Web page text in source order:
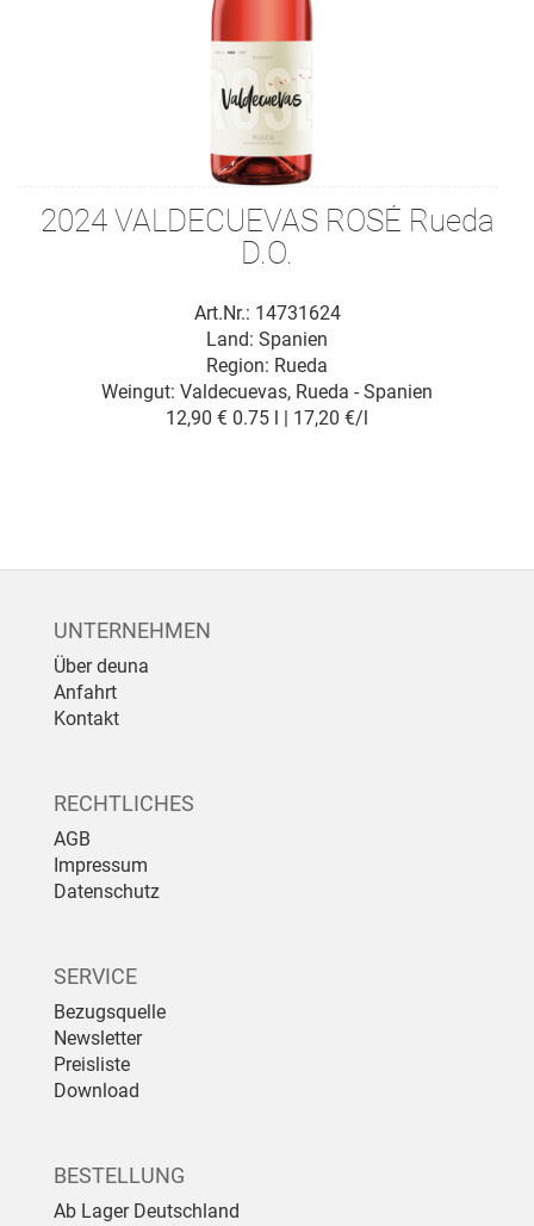
2024 VALDECUEVAS ROSÉ Rueda
D.O.
Art.Nr.: 14731624
Region: Rueda
Land: Spanien
Weingut: Valdecuevas, Rueda - Spanien
12,90 € 0.75 l | 17,20 €/l
UNTERNEHMEN
Über deuna
Anfahrt
Kontakt
RECHTLICHES
AGB
Impressum
Datenschutz
SERVICE
Bezugsquelle
Newsletter
Preisliste
Download
BESTELLUNG
Ab Lager Deutschland